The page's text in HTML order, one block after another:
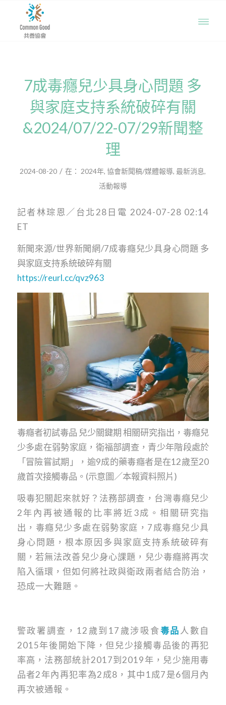
7成毒癮兒少具身心問題 多
與家庭支持系統破碎有關
&2024/07/22-07/29新聞整
理
2024-08-20 / 在： 2024年,協會新聞稿/媒體報導, 最新消息,
活動報導
記者林琮恩／台北28日電 2024-07-28 02:14
ET
新聞來源/世界新聞網/7成毒癮兒少具身心問題 多
與家庭支持系統破碎有關
https://reurl.cc/qvz963
毒癮者初試毒品 兒少關鍵期 相關研究指出，毒癮兒
少多處在弱勢家庭，衛福部調查，青少年階段處於
「冒險嘗試期」，逾9成的藥毒癮者是在12歲至20
歲首次接觸毒品。(示意圖／本報資料照片)
吸毒犯關起來就好？法務部調查，台灣毒癮兒少
2年內再被通報的比率將近3成。相關研究指
出，毒癮兒少多處在弱勢家庭，7成毒癮兒少具
身心問題，根本原因多與家庭支持系統破碎有
關，若無法改善兒少身心課題，兒少毒癮將再次
陷入循環，但如何將社政與衛政兩者結合防治，
恐成一大難題。
警政署調查，12歲到17歲涉吸食毒品 人數自
2015年後開始下降，但兒少接觸毒品後的再犯
率高，法務部統計2017到2019年，兒少施用毒
品者2年內再犯率為2成8，其中1成7是6個月內
再次被通報。